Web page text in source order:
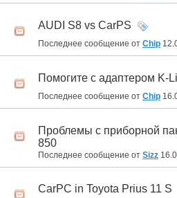
AUDI S8 vs CarPS
Последнее сообщение от Chip
Помогите с адаптером K-
Последнее сообщение от Chip
Проблемы с приборной
850
Последнее сообщение от Sizz
CarPC in Toyota Prius 11 S